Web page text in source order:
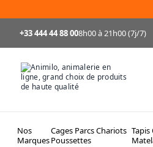
+33 444 44 88 008h00 à 21h00 (7j/7)
Nos
Marques
Cages Parcs Chariots
Poussettes
Tapis